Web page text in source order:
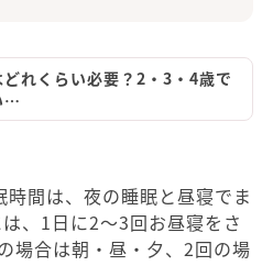
れくらい必要？2・3・4歳で
…
間は、夜の睡眠と昼寝でま
、1日に2～3回お昼寝をさ
場合は朝・昼・夕、2回の場